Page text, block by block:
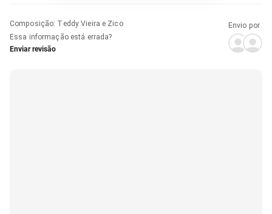
Composição: Teddy Vieira e Zico
Essa informação está errada?
Enviar revisão
Envio por